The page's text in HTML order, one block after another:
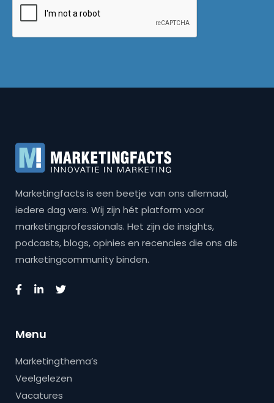
Marketingfacts is een beetje van ons allemaal,
iedere dag vers. Wij zijn hét platform voor
marketingprofessionals. Het zijn de insights,
podcasts, blogs, opinies en recencies die ons als
marketingcommunity binden.
Menu
Marketingthema’s
Veelgelezen
Vacatures